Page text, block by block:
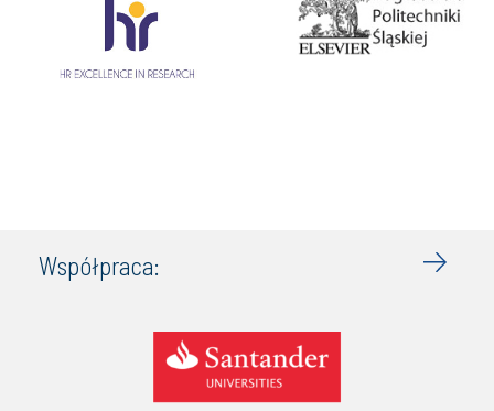
Współpraca: